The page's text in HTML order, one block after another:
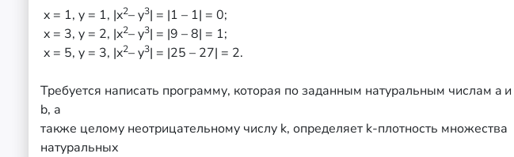
x = 1, y = 1, |x2– y3| = |1 – 1| = 0;
x = 3, y = 2, |x2– y3| = |9 – 8| = 1;
x = 5, y = 3, |x2– y3| = |25 – 27| = 2.
Требуется написать программу, которая по заданным натуральным числам a и
b, а
также целому неотрицательному числу k, определяет k-плотность множества
натуральных